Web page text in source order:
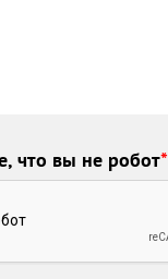
что вы не робот*